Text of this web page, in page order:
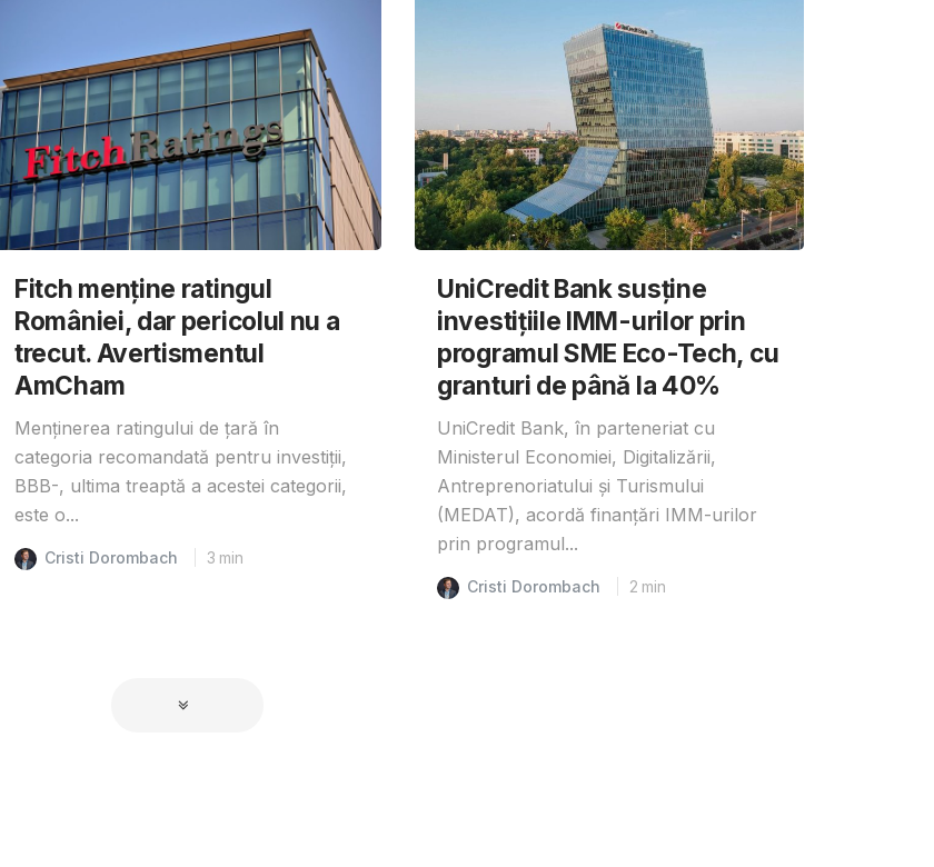
Fitch menține ratingul
României, dar pericolul nu a
trecut. Avertismentul
AmCham
Menținerea ratingului de țară în
categoria recomandată pentru investiții,
BBB-, ultima treaptă a acestei categorii,
este o...
Cristi Dorombach 3 min
UniCredit Bank susține
investițiile IMM-urilor prin
programul SME Eco-Tech, cu
granturi de până la 40%
UniCredit Bank, în parteneriat cu
Ministerul Economiei, Digitalizării,
Antreprenoriatului și Turismului
(MEDAT), acordă finanțări IMM-urilor
prin programul...
Cristi Dorombach 2 min